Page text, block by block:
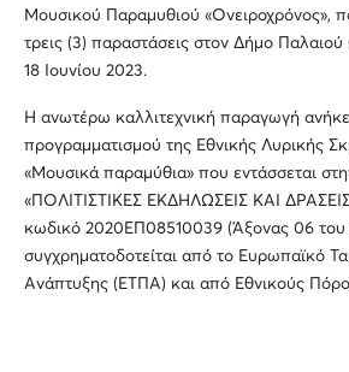
Μουσικού Παραμυθιού «Ονειροχρόνος»,
τρεις (3) παραστάσεις στον Δήμο Παλαιού
18 Ιουνίου 2023.
Η ανωτέρω καλλιτεχνική παραγωγή
προγραμματισμού της Εθνικής Λυρικής
«Μουσικά παραμύθια» που εντάσσεται
«ΠΟΛΙΤΙΣΤΙΚΕΣ ΕΚΔΗΛΩΣΕΙΣ ΚΑΙ
κωδικό 2020ΕΠ08510039 (Άξονας 06 του
συγχρηματοδοτείται από το Ευρωπαϊκό
Ανάπτυξης (ΕΤΠΑ) και από Εθνικούς